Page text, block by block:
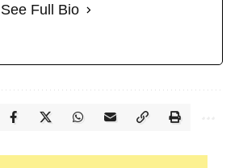
See Full Bio